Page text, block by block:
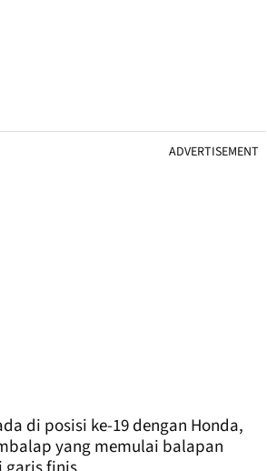
ADVERTISEMENT
di posisi ke-19 dengan Honda,
yang memulai balapan